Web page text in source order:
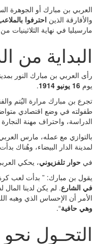
بن مبارك أو الجوهرة
الذيناحترفوا بالملاعب
في نهاية الثلاثينيات من
من
العربي بن مبارك النور بمدينة
16 يونيو 1914
.
بن مبارك مرارة اليُتم والفقر
في وضع اقتصادي متواضع،
واحتراف مهنة النجارة
مع عمله، مارس العربي
الدار البيضاء، وهُناك بدأت
حوار تلفزيوني، يحكي العربي
بن مبارك: ” بدأت لعب كرة
الشارع. لم يكن لدينا المال
أن الإحساس الذي وهبه الله
حافية“.
نحو